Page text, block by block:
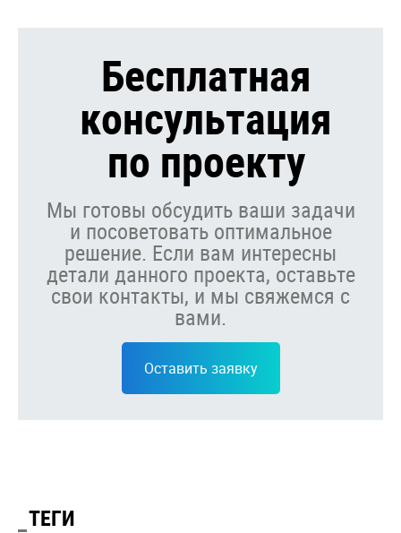
Бесплатная
консультация
по проекту
Мы готовы обсудить ваши задачи
и посоветовать оптимальное
решение. Если вам интересны
детали данного проекта, оставьте
свои контакты, и мы свяжемся с
вами.
Оставить заявку
ТЕГИ